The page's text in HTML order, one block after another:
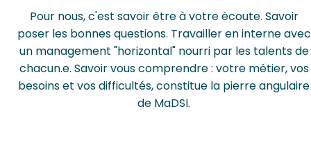
Pour nous, c'est savoir être à votre écoute. Savoir
poser les bonnes questions. Travailler en interne avec
un management "horizontal" nourri par les talents de
chacun.e. Savoir vous comprendre : votre métier, vos
besoins et vos difficultés, constitue la pierre angulaire
de MaDSI.